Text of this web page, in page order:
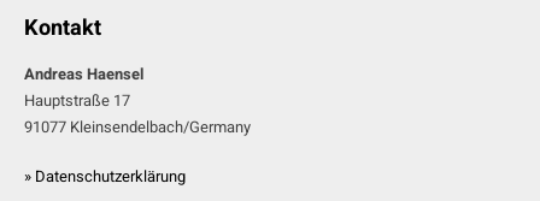
Kontakt
Andreas Haensel
Hauptstraße 17
91077 Kleinsendelbach/Germany
» Datenschutzerklärung